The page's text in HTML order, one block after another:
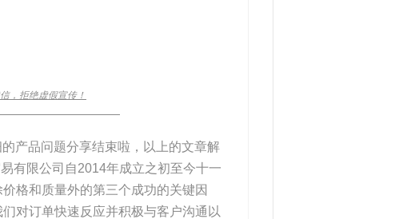
，拒绝虚假宣传！
产品问题分享结束啦，以上的文章解
有限公司自2014年成立之初至今十一
格和质量外的第三个成功的关键因
对订单快速反应并积极与客户沟通以